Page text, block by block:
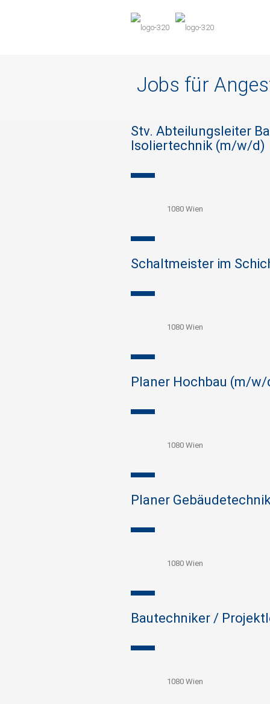
Jobs für
Stv. Abteilungsleiter
Isoliertechnik (m/w/d)
1080 Wien
Schaltmeister im
1080 Wien
Planer Hochbau (m/
1080 Wien
Planer
1080 Wien
Bautechniker /
1080 Wien